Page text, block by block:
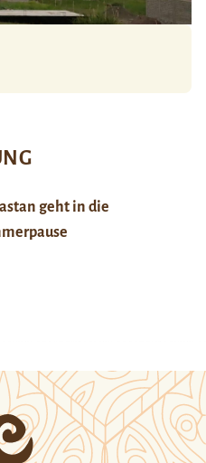
geht in die